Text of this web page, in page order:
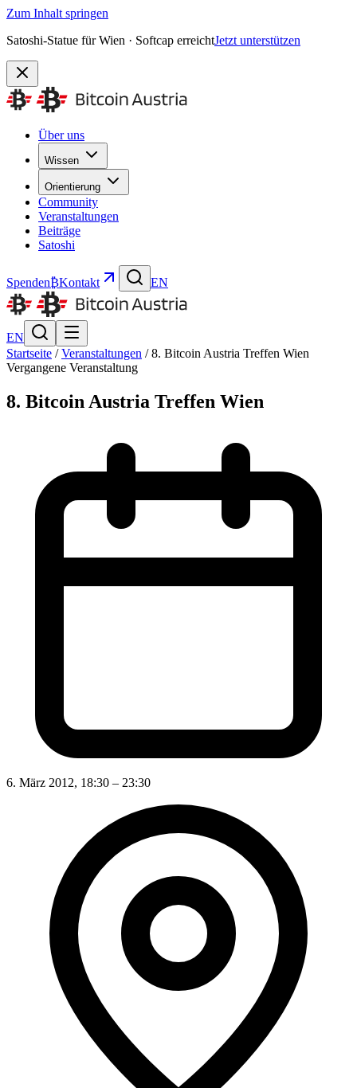
Zum Inhalt springen
Satoshi-Statue für Wien · Softcap erreichtJetzt unterstützen
Über uns
Wissen
Orientierung
Community
Veranstaltungen
Beiträge
Satoshi
Spenden₿Kontakt EN
EN
Startseite / Veranstaltungen / 8. Bitcoin Austria Treffen Wien
Vergangene Veranstaltung
8. Bitcoin Austria Treffen Wien
6. März 2012, 18:30 – 23:30